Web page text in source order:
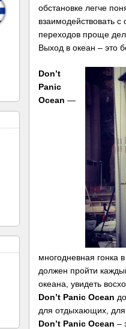
обстановке легче
взаимодействовать
переходов проще
Выход в океан – это
Don’t
Panic
Ocean —
многодневная гонка
должен пройти
океана, увидеть
Don’t Panic Ocean
для отдыхающих,
Don’t Panic Ocean –